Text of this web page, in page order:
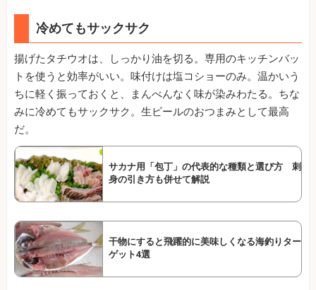
冷めてもサックサク
揚げたタチウオは、しっかり油を切る。専用のキッチンバッ
トを使うと効率がいい。味付けは塩コショーのみ。温かいう
ちに軽く振っておくと、まんべんなく味が染みわたる。ちな
みに冷めてもサックサク。生ビールのおつまみとして最高
だ。
サカナ用「包丁」の代表的な種類と選び方 刺
身の引き方も併せて解説
干物にすると飛躍的に美味しくなる海釣りター
ゲット4選